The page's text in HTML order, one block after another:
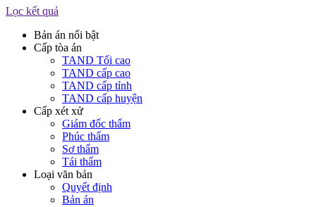
Lọc kết quả
Bản án nổi bật
Cấp tòa án
TAND Tối cao
TAND cấp cao
TAND cấp tỉnh
TAND cấp huyện
Cấp xét xử
Giám đốc thẩm
Phúc thẩm
Sơ thẩm
Tái thẩm
Loại văn bản
Quyết định
Bản án